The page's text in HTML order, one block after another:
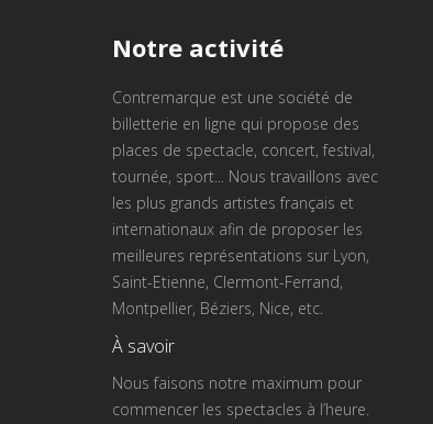
Notre activité
Contremarque est une société de
billetterie en ligne qui propose des
places de spectacle, concert, festival,
tournée, sport... Nous travaillons avec
les plus grands artistes français et
internationaux afin de proposer les
meilleures représentations sur Lyon,
Saint-Etienne, Clermont-Ferrand,
Montpellier, Béziers, Nice, etc.
À savoir
Nous faisons notre maximum pour
commencer les spectacles à l’heure.